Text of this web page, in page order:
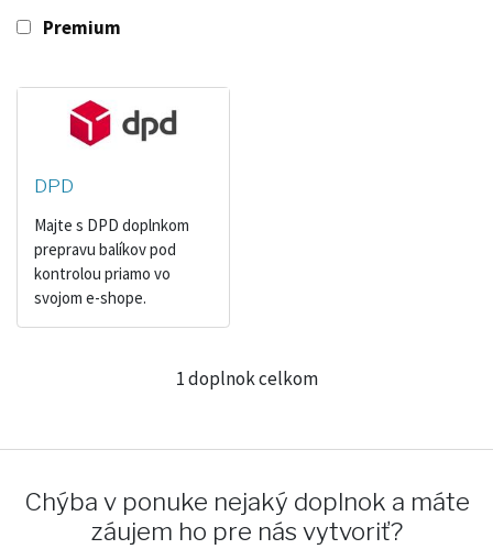
Premium
DPD
Majte s DPD doplnkom
prepravu balíkov pod
kontrolou priamo vo
svojom e-shope.
1 doplnok celkom
Chýba v ponuke nejaký doplnok a máte
záujem ho pre nás vytvoriť?